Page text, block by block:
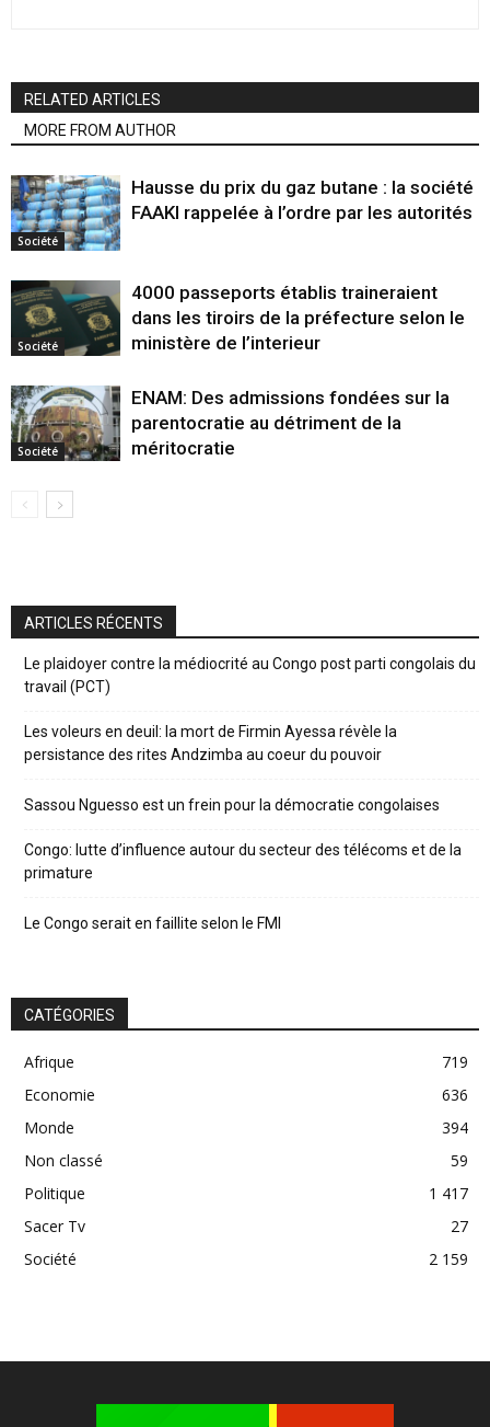
RELATED ARTICLES
MORE FROM AUTHOR
Société
Hausse du prix du gaz butane : la société
FAAKI rappelée à l’ordre par les autorités
Société
4000 passeports établis traineraient
dans les tiroirs de la préfecture selon le
ministère de l’interieur
Société
ENAM: Des admissions fondées sur la
parentocratie au détriment de la
méritocratie
ARTICLES RÉCENTS
Le plaidoyer contre la médiocrité au Congo post parti congolais du
travail (PCT)
Les voleurs en deuil: la mort de Firmin Ayessa révèle la
persistance des rites Andzimba au coeur du pouvoir
Sassou Nguesso est un frein pour la démocratie congolaises
Congo: lutte d’influence autour du secteur des télécoms et de la
primature
Le Congo serait en faillite selon le FMI
CATÉGORIES
Afrique
719
Economie
636
Monde
394
Non classé
59
Politique
1 417
Sacer Tv
27
Société
2 159